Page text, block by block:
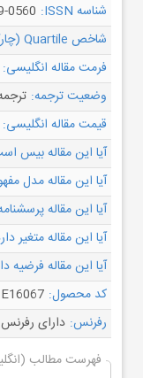
شناسه ISSN:
0560
شاخص Quartile (چارک):
فرمت مقاله انگلیسی:
وضعیت ترجمه:
قیمت مقاله انگلیسی:
آیا این مقاله بیس
آیا این مقاله مدل
آیا این مقاله
آیا این مقاله متغیر
آیا این مقاله فرضیه
کد محصول: E16067
رفرنس: دارای
فهرست مطالب